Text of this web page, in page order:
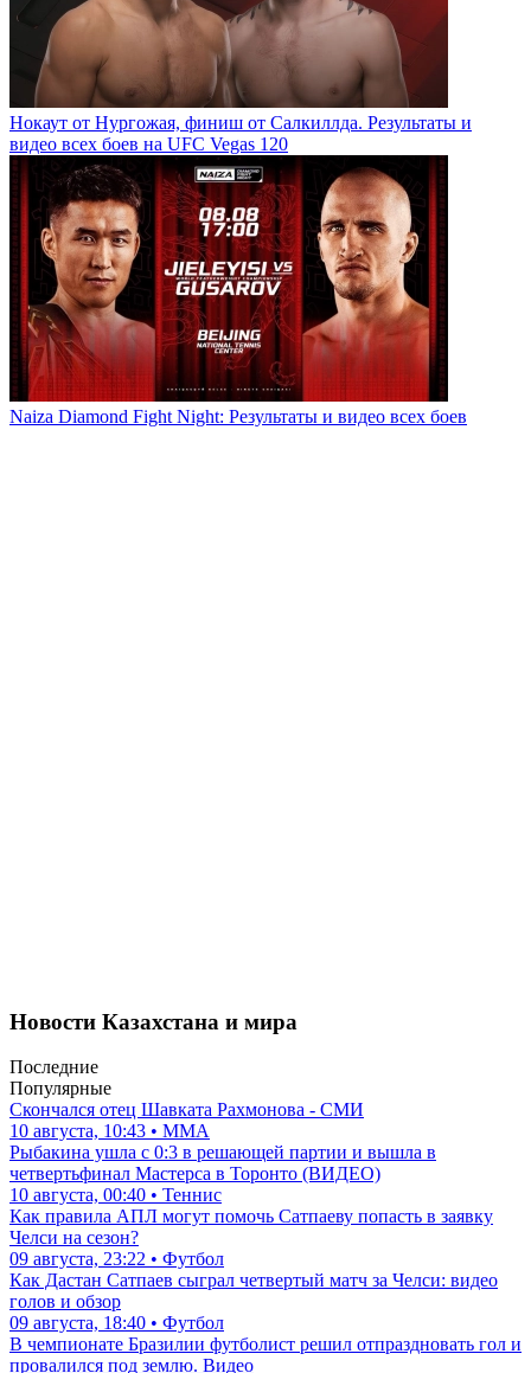
Нокаут от Нургожая, финиш от Салкиллда. Результаты и
видео всех боев на UFC Vegas 120
Naiza Diamond Fight Night: Результаты и видео всех боев
Новости Казахстана и мира
Последние
Популярные
Скончался отец Шавката Рахмонова - СМИ
10 августа, 10:43 • ММА
Рыбакина ушла с 0:3 в решающей партии и вышла в
четвертьфинал Мастерса в Торонто (ВИДЕО)
10 августа, 00:40 • Теннис
Как правила АПЛ могут помочь Сатпаеву попасть в заявку
Челси на сезон?
09 августа, 23:22 • Футбол
Как Дастан Сатпаев сыграл четвертый матч за Челси: видео
голов и обзор
09 августа, 18:40 • Футбол
В чемпионате Бразилии футболист решил отпраздновать гол и
провалился под землю. Видео